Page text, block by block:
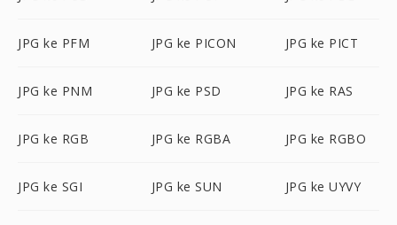
JPG ke PFM JPG ke PICON JPG ke PICT
JPG ke PNM JPG ke PSD JPG ke RAS
JPG ke RGB JPG ke RGBA JPG ke RGBO
JPG ke SGI JPG ke SUN JPG ke UYVY